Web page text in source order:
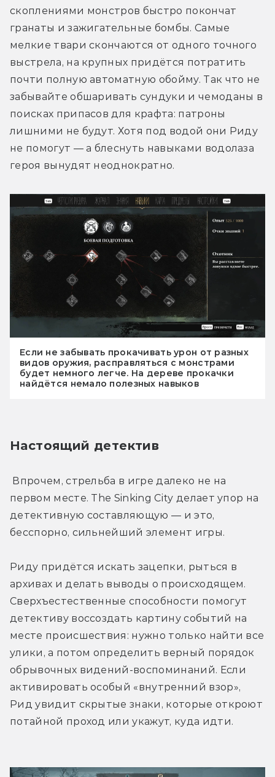
скоплениями монстров быстро покончат
гранаты и зажигательные бомбы. Самые
мелкие твари скончаются от одного точного
выстрела, на крупных придётся потратить
почти полную автоматную обойму. Так что не
забывайте обшаривать сундуки и чемоданы в
поисках припасов для крафта: патроны
лишними не будут. Хотя под водой они Риду
не помогут — а блеснуть навыками водолаза
героя вынудят неоднократно.
Если не забывать прокачивать урон от разных
видов оружия, расправляться с монстрами
будет немного легче. На дереве прокачки
найдётся немало полезных навыков
Настоящий детектив
Впрочем, стрельба в игре далеко не на
первом месте. The Sinking City делает упор на
детективную составляющую — и это,
бесспорно, сильнейший элемент игры.
Риду придётся искать зацепки, рыться в
архивах и делать выводы о происходящем.
Сверхъестественные способности помогут
детективу воссоздать картину событий на
месте происшествия: нужно только найти все
улики, а потом определить верный порядок
обрывочных видений-воспоминаний. Если
активировать особый «внутренний взор»,
Рид увидит скрытые знаки, которые откроют
потайной проход или укажут, куда идти.